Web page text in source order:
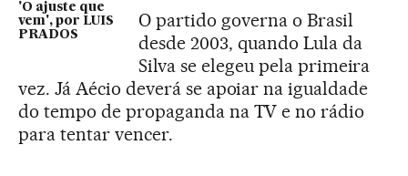
'O ajuste que
vem', por LUIS
PRADOS
O partido governa o Brasil
desde 2003, quando Lula da
Silva se elegeu pela primeira
vez. Já Aécio deverá se apoiar na igualdade
do tempo de propaganda na TV e no rádio
para tentar vencer.